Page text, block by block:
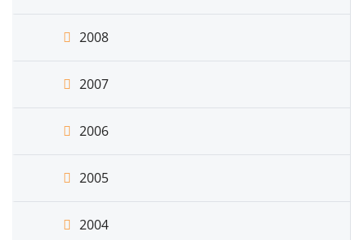
2008
2007
2006
2005
2004